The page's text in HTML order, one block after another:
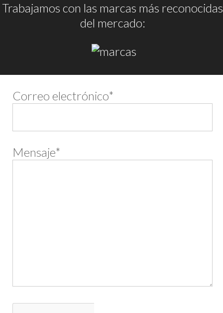
Trabajamos con las marcas más reconocidas
del mercado:
Correo electrónico*
Mensaje*